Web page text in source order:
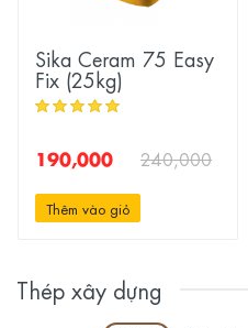
Sika Ceram 75 Easy
Fix (25kg)
190,000 240,000
Thêm vào giỏ
Thép xây dựng